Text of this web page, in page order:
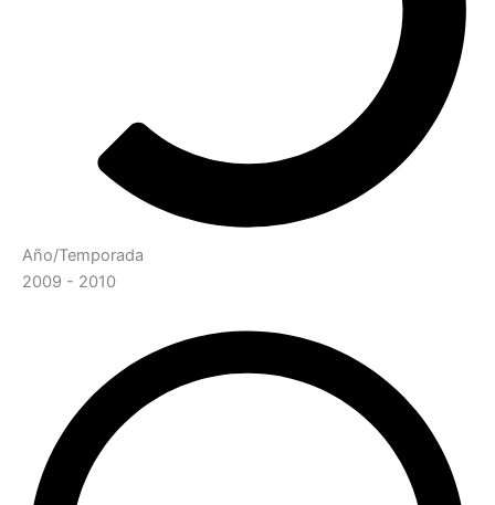
Año/Temporada
2009 - 2010